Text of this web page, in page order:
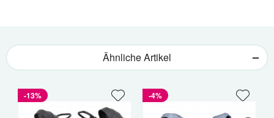
Ähnliche Artikel
-13% -4%